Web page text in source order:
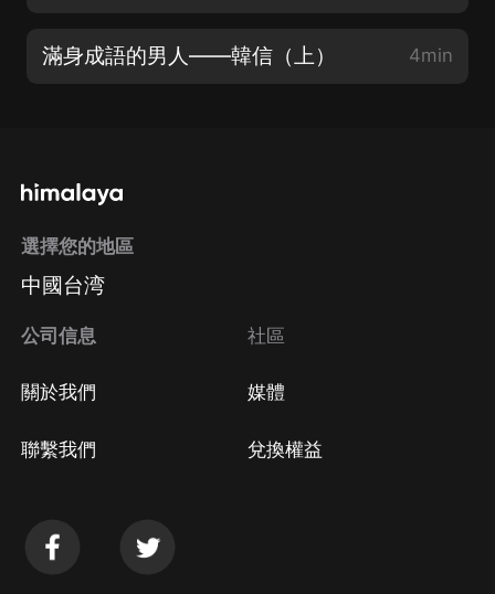
滿身成語的男人——韓信（上） 4min
選擇您的地區
中國台湾
公司信息
關於我們
聯繫我們
社區
媒體
兌換權益